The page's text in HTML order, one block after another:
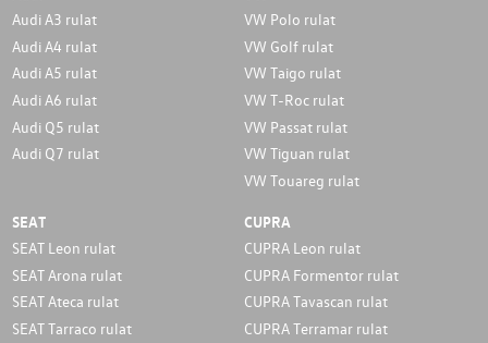
Audi A3 rulat
Audi A4 rulat
Audi A5 rulat
Audi A6 rulat
Audi Q5 rulat
Audi Q7 rulat
VW Polo rulat
VW Golf rulat
VW Taigo rulat
VW T-Roc rulat
VW Passat rulat
VW Tiguan rulat
VW Touareg rulat
SEAT
SEAT Leon rulat
SEAT Arona rulat
SEAT Ateca rulat
SEAT Tarraco rulat
CUPRA
CUPRA Leon rulat
CUPRA Formentor rulat
CUPRA Tavascan rulat
CUPRA Terramar rulat